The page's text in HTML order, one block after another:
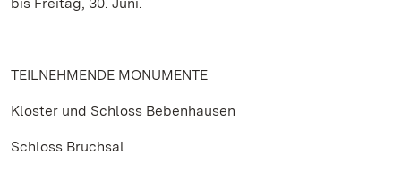
TEILNEHMENDE MONUMENTE
Kloster und Schloss Bebenhausen
Schloss Bruchsal